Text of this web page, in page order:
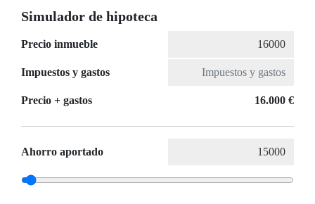
Simulador de hipoteca
Precio inmueble
Impuestos y gastos
Precio + gastos 16.000 €
Ahorro aportado